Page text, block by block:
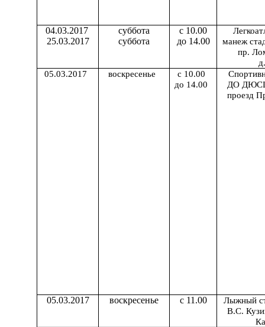
04.03.2017
25.03.2017
суббота
суббота
с 10.00
до 14.00
манеж
пр.
05.03.2017
воскресенье
с 10.00
до 14.00
ДО
проезд
05.03.2017 воскресенье с 11.00
Лыжный
В.С.